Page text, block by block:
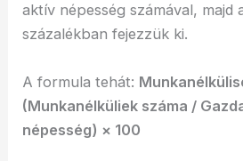
aktív népesség számával, majd
százalékban fejezzük ki.
A formula tehát:
(Munkanélküliek száma /
népesség) × 100